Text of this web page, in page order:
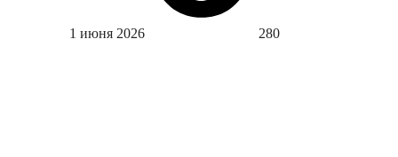
1 июня 2026 280